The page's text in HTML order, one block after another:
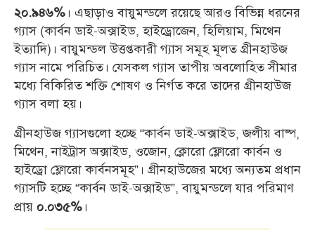
২০.৯৪৬% । এছাড়াও বায়ুমন্ডলে রয়েছে আরও বিভিন্ন ধরনের
গ্যাস (কার্বন ডাই-অক্সাইড, হাইড্রোজেন, হিলিয়াম, মিথেন
ইত্যাদি)। বায়ুমন্ডল উত্তপ্তকারী গ্যাস সমূহ মূলত গ্রীনহাউজ
গ্যাস নামে পরিচিত। যেসকল গ্যাস তাপীয় অবলোহিত সীমার
মধ্যে বিকিরিত শক্তি শোষণ ও নির্গত করে তাদের গ্রীনহাউজ
গ্যাস বলা হয়।
গ্রীনহাউজ গ্যাসগুলো হচ্ছে “কার্বন ডাই-অক্সাইড, জলীয় বাষ্প,
মিথেন, নাইট্রাস অক্সাইড, ওজোন, ক্লোরো ফ্লোরো কার্বন ও
হাইড্রো ফ্লোরো কার্বনসমূহ”। গ্রীনহাউজের মধ্যে অন্যতম প্রধান
গ্যাসটি হচ্ছে “কার্বন ডাই-অক্সাইড”, বায়ুমন্ডলে যার পরিমাণ
প্রায় ০.০৩৫% ।